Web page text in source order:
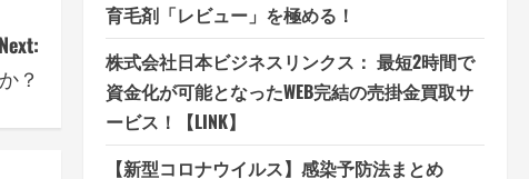
Next:
？
育毛剤「レビュー」を極める！
株式会社日本ビジネスリンクス： 最短2時間で
資金化が可能となったWEB完結の売掛金買取サ
ービス！【LINK】
【新型コロナウイルス】感染予防法まとめ